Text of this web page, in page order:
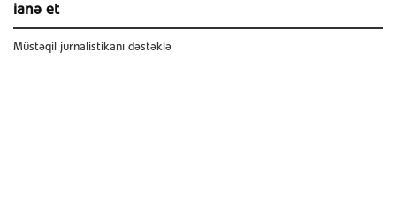
ianə et
Müstəqil jurnalistikanı dəstəklə